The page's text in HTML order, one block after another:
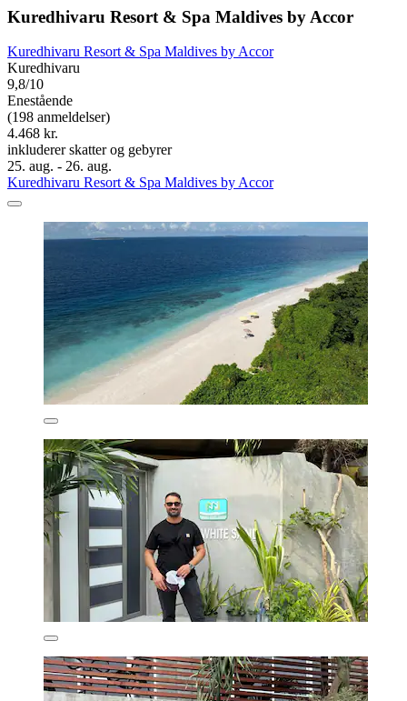
Kuredhivaru Resort & Spa Maldives by Accor
Kuredhivaru Resort & Spa Maldives by Accor
Kuredhivaru
9,8/10
Enestående
(198 anmeldelser)
4.468 kr.
inkluderer skatter og gebyrer
25. aug. - 26. aug.
Kuredhivaru Resort & Spa Maldives by Accor